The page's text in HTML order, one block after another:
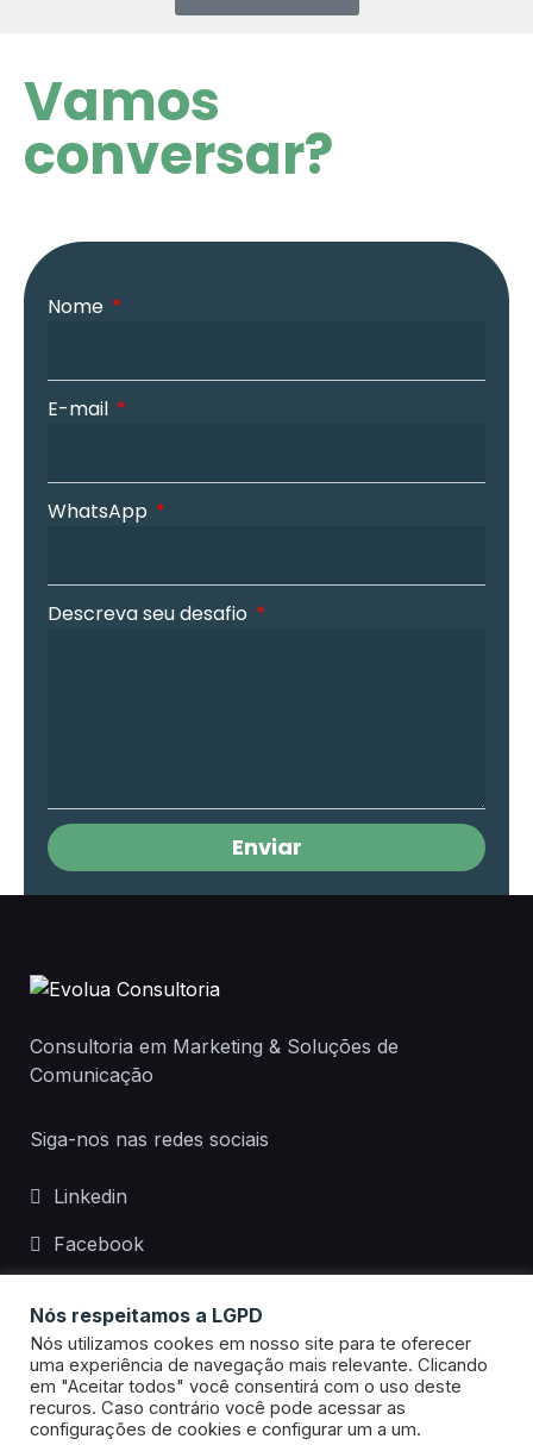
Vamos
conversar?
Nome
E-mail
WhatsApp
Descreva seu desafio
Enviar
Consultoria em Marketing & Soluções de
Comunicação
Siga-nos nas redes sociais
Linkedin
Facebook
Evolua Consultoria
Nós respeitamos a LGPD
Nós utilizamos cookes em nosso site para te oferecer
uma experiência de navegação mais relevante. Clicando
em "Aceitar todos" você consentirá com o uso deste
recuros. Caso contrário você pode acessar as
configurações de cookies e configurar um a um.